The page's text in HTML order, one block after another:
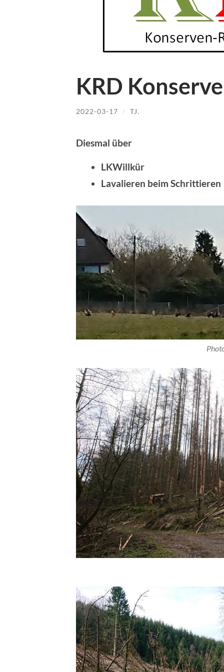
KRD
2022-03-17 / TJ.
Diesmal über
LKWillkür
Lavalieren beim Schrittieren